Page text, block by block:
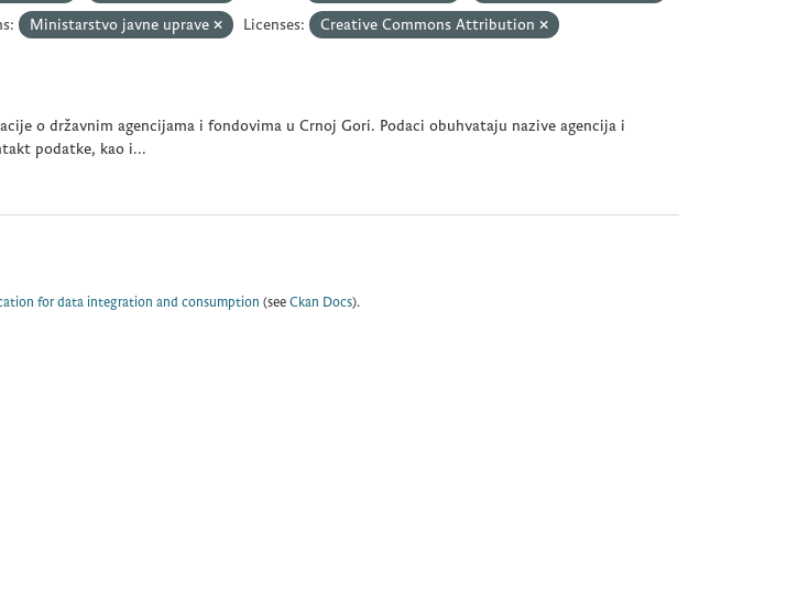
Ministarstvo javne uprave Licenses: Creative Commons Attribution
o državnim agencijama i fondovima u Crnoj Gori. Podaci obuhvataju nazive agencija i
podatke, kao i...
for data integration and consumption (see Ckan Docs).